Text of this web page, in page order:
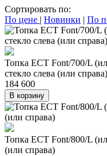
Сортировать по:
По цене | Новинки | По
Топка ECT Font/700/L
стекло слева (или справа)
184 600
В корзину
Топка ECT Font/800/L
(или справа)